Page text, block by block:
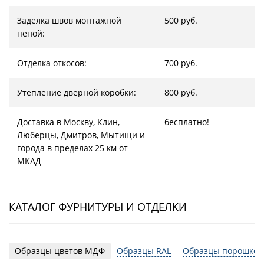
Заделка швов монтажной
пеной:
500 руб.
Отделка откосов: 700 руб.
Утепление дверной коробки: 800 руб.
Доставка в Москву, Клин,
Люберцы, Дмитров, Мытищи и
города в пределах 25 км от
МКАД
бесплатно!
КАТАЛОГ ФУРНИТУРЫ И ОТДЕЛКИ
Образцы цветов МДФ Образцы RAL Образцы